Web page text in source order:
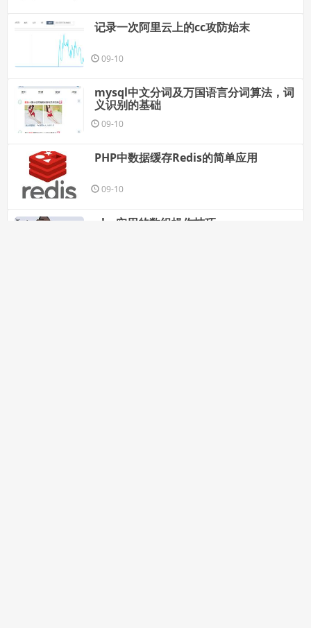
记录一次阿里云上的cc攻防始末
09-10
mysql中文分词及万国语言分词算法，词
义识别的基础
09-10
PHP中数据缓存Redis的简单应用
09-10
php实用的数组操作技巧